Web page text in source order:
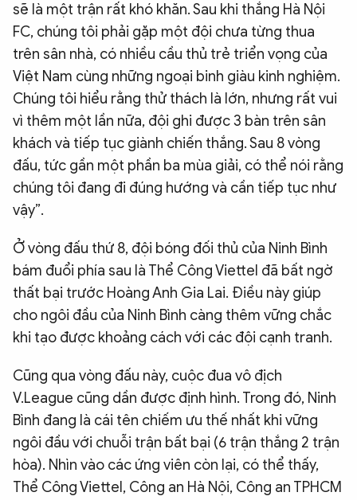
sẽ là một trận rất khó khăn. Sau khi thắng Hà Nội
FC, chúng tôi phải gặp một đội chưa từng thua
trên sân nhà, có nhiều cầu thủ trẻ triển vọng của
Việt Nam cùng những ngoại binh giàu kinh nghiệm.
Chúng tôi hiểu rằng thử thách là lớn, nhưng rất vui
vì thêm một lần nữa, đội ghi được 3 bàn trên sân
khách và tiếp tục giành chiến thắng. Sau 8 vòng
đấu, tức gần một phần ba mùa giải, có thể nói rằng
chúng tôi đang đi đúng hướng và cần tiếp tục như
vậy”.
Ở vòng đấu thứ 8, đội bóng đối thủ của Ninh Bình
bám đuổi phía sau là Thể Công Viettel đã bất ngờ
thất bại trước Hoàng Anh Gia Lai. Điều này giúp
cho ngôi đầu của Ninh Bình càng thêm vững chắc
khi tạo được khoảng cách với các đội cạnh tranh.
Cũng qua vòng đấu này, cuộc đua vô địch
V.League cũng dần được định hình. Trong đó, Ninh
Bình đang là cái tên chiếm ưu thế nhất khi vững
ngôi đầu với chuỗi trận bất bại (6 trận thắng 2 trận
hòa). Nhìn vào các ứng viên còn lại, có thể thấy,
Thể Công Viettel, Công an Hà Nội, Công an TPHCM